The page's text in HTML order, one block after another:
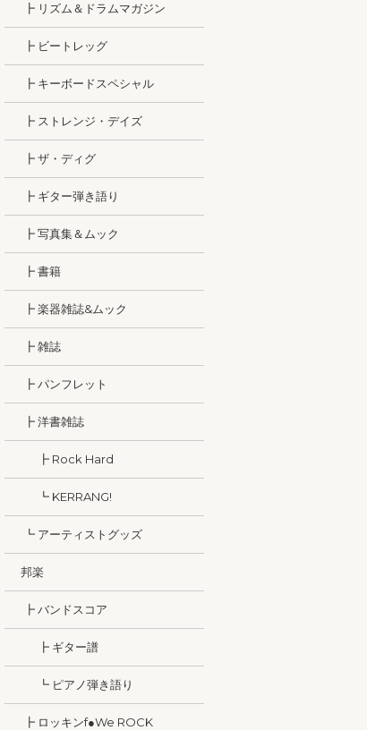
┣ リズム＆ドラムマガジン
┣ ビートレッグ
┣ キーボードスペシャル
┣ ストレンジ・デイズ
┣ ザ・ディグ
┣ ギター弾き語り
┣ 写真集＆ムック
┣ 書籍
┣ 楽器雑誌&ムック
┣ 雑誌
┣ パンフレット
┣ 洋書雑誌
┣ Rock Hard
┗ KERRANG!
┗ アーティストグッズ
邦楽
┣ バンドスコア
┣ ギター譜
┗ ピアノ弾き語り
┣ ロッキンf●We ROCK